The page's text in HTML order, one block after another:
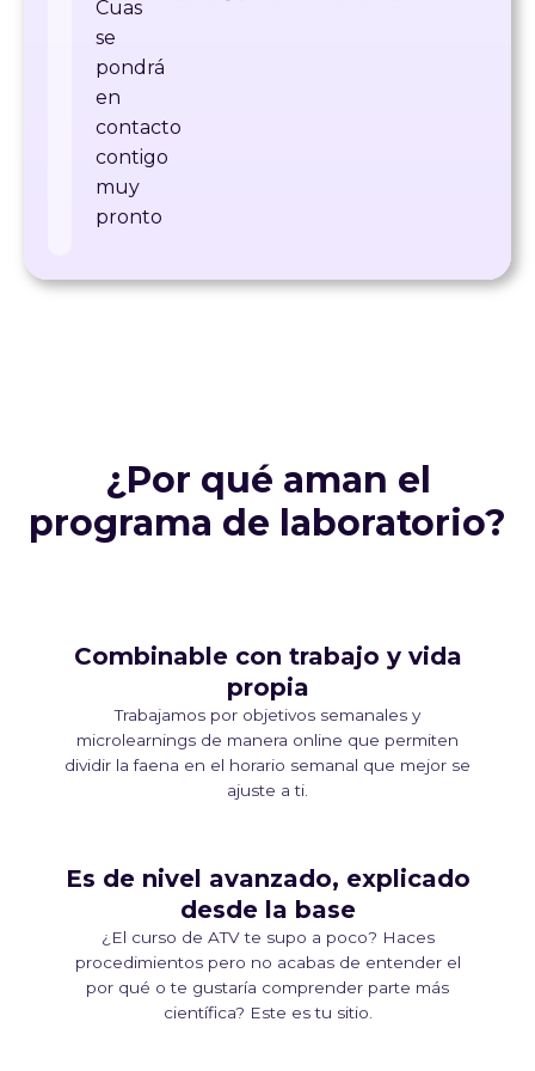
Cuas
se
pondrá
en
contacto
contigo
muy
pronto
¿Por qué aman el
programa de laboratorio?
Combinable con trabajo y vida
propia
Trabajamos por objetivos semanales y
microlearnings de manera online que permiten
dividir la faena en el horario semanal que mejor se
ajuste a ti.
Es de nivel avanzado, explicado
desde la base
¿El curso de ATV te supo a poco? Haces
procedimientos pero no acabas de entender el
por qué o te gustaría comprender parte más
científica? Este es tu sitio.